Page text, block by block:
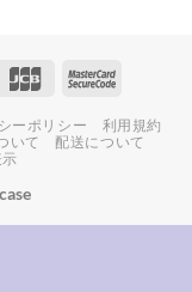
JCB
ーポリシー
利用規約
いて
配送について